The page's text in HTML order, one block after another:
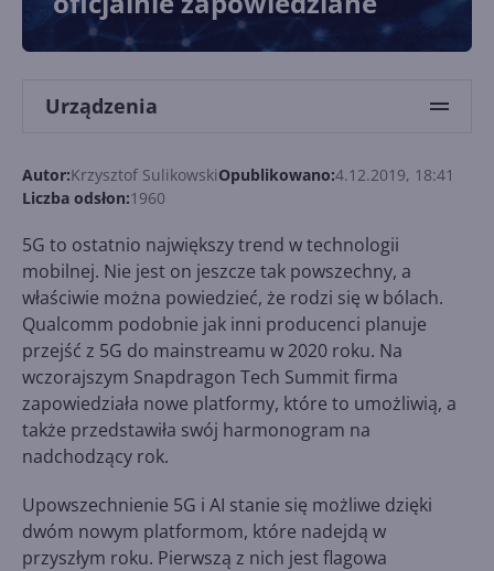
Urządzenia
Autor:Krzysztof SulikowskiOpublikowano:4.12.2019, 18:41
Liczba odsłon:1960
5G to ostatnio największy trend w technologii
mobilnej. Nie jest on jeszcze tak powszechny, a
właściwie można powiedzieć, że rodzi się w bólach.
Qualcomm podobnie jak inni producenci planuje
przejść z 5G do mainstreamu w 2020 roku. Na
wczorajszym Snapdragon Tech Summit firma
zapowiedziała nowe platformy, które to umożliwią, a
także przedstawiła swój harmonogram na
nadchodzący rok.
Upowszechnienie 5G i AI stanie się możliwe dzięki
dwóm nowym platformom, które nadejdą w
przyszłym roku. Pierwszą z nich jest flagowa